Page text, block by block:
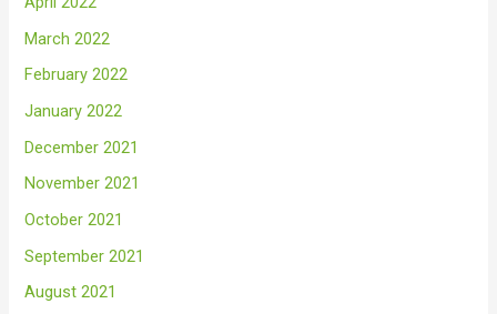
March 2022
February 2022
January 2022
December 2021
November 2021
October 2021
September 2021
August 2021